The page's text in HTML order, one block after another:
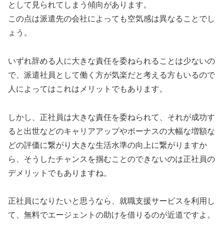
として見られてしまう傾向があります。
この点は派遣先の会社によっても空気感は異なることでし
ょう。
いずれ辞める人に大きな責任を委ねられることは少ないの
で、派遣社員として働く方が気楽だと考える方もいるので
人によってはこれはメリットでもあります。
しかし、正社員は大きな責任を委ねられて、それが成功す
ると出世などのキャリアアップやボーナスの大幅な増額な
どの評価に繋がり大きな生活水準の向上に繋がりますか
ら、そうしたチャンスを掴むことのできないのは正社員の
デメリットでもありますね。
正社員になりたいと思うなら、就職支援サービスを利用し
て、無料でエージェントの助けを借りるのが近道ですよ。